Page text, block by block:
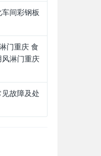
间彩钢板
门重庆 食
淋门重庆
故障及处